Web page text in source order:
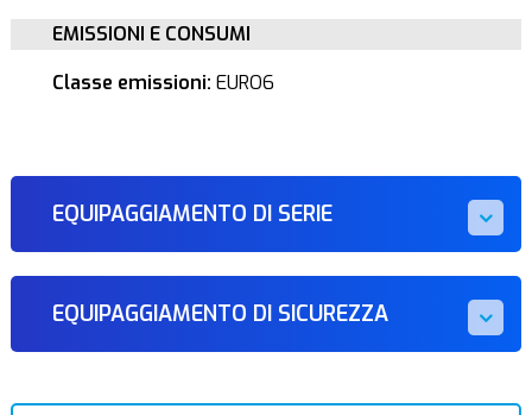
EMISSIONI E CONSUMI
Classe emissioni: EURO6
EQUIPAGGIAMENTO DI SERIE
EQUIPAGGIAMENTO DI SICUREZZA